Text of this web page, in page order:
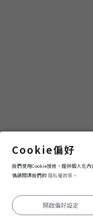
定位失敗
Cookie偏好
我們使用Cookie技術，提供個人化
情請閱讀我們的 隱私權政策。
開啟偏好設定